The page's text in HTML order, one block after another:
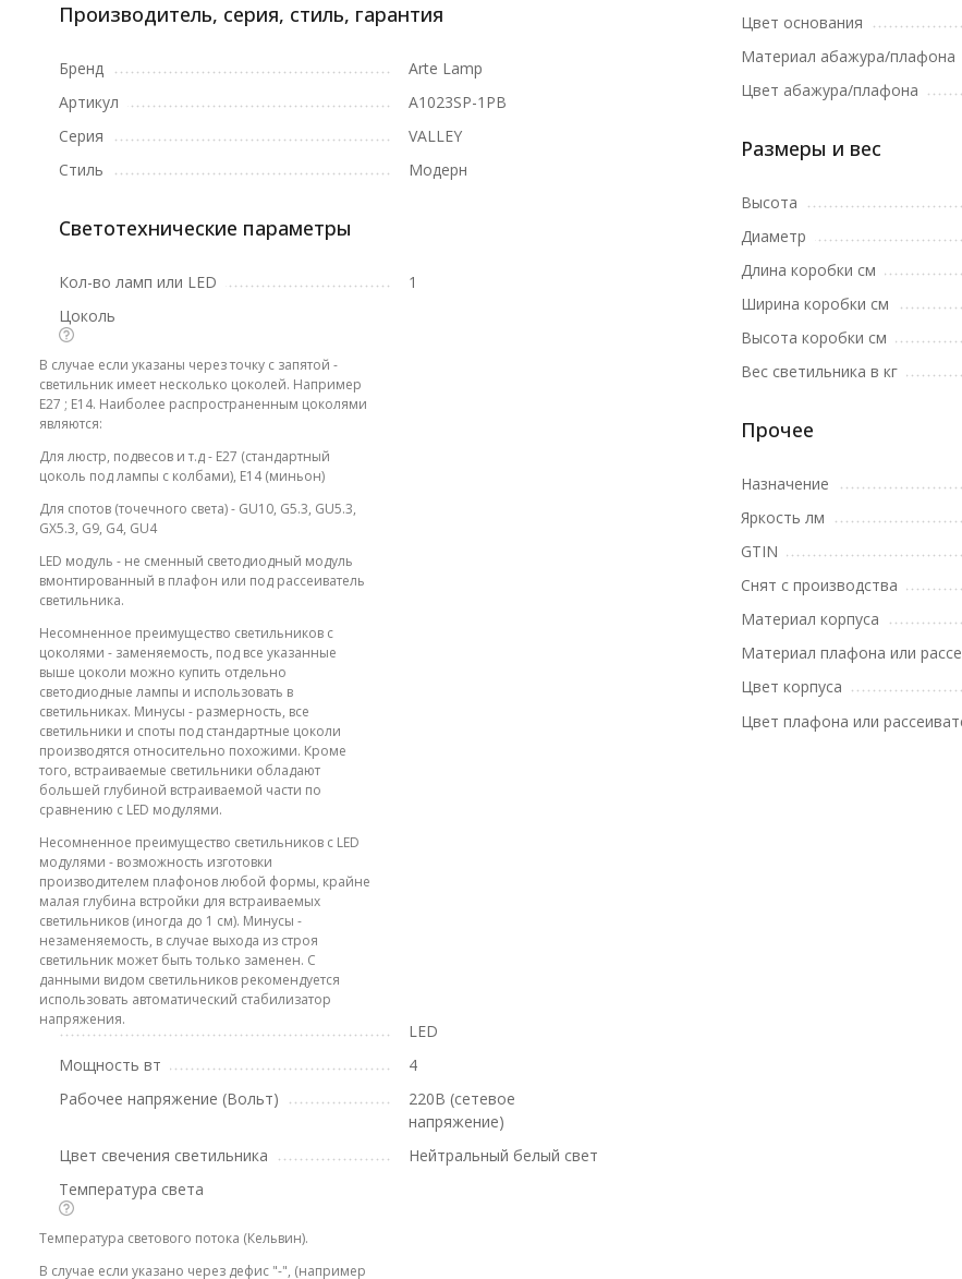
Производитель, серия, стиль, гарантия
Бренд
Arte Lamp
Артикул
A1023SP-1PB
Серия
VALLEY
Стиль
Модерн
Светотехнические параметры
Кол-во ламп или LED
1
Цоколь
В случае если указаны через точку с запятой -
светильник имеет несколько цоколей. Например
E27 ; E14. Наиболее распространенным цоколями
являются:
Для люстр, подвесов и т.д - E27 (стандартный
цоколь под лампы с колбами), E14 (миньон)
Для спотов (точечного света) - GU10, G5.3, GU5.3,
GX5.3, G9, G4, GU4
LED модуль - не сменный светодиодный модуль
вмонтированный в плафон или под рассеиватель
светильника.
Несомненное преимущество светильников с
цоколями - заменяемость, под все указанные
выше цоколи можно купить отдельно
светодиодные лампы и использовать в
светильниках. Минусы - размерность, все
светильники и споты под стандартные цоколи
производятся относительно похожими. Кроме
того, встраиваемые светильники обладают
большей глубиной встраиваемой части по
сравнению с LED модулями.
Несомненное преимущество светильников с LED
модулями - возможность изготовки
производителем плафонов любой формы, крайне
малая глубина встройки для встраиваемых
светильников (иногда до 1 см). Минусы -
незаменяемость, в случае выхода из строя
светильник может быть только заменен. С
данными видом светильников рекомендуется
использовать автоматический стабилизатор
напряжения.
LED
Мощность вт
4
Рабочее напряжение (Вольт)
220В (сетевое
напряжение)
Цвет свечения светильника
Нейтральный белый свет
Температура света
Температура светового потока (Кельвин).
В случае если указано через дефис "-", (например
Цвет основания
Материал абажура/плафона
Цвет абажура/плафона
Размеры и вес
Высота
Диаметр
Длина коробки см
Ширина коробки см
Высота коробки см
Вес светильника в кг
Прочее
Назначение
Яркость лм
GTIN
Снят с производства
Материал корпуса
Материал плафона или
Цвет корпуса
Цвет плафона или